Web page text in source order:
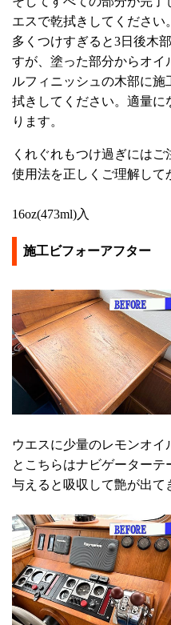
エスで乾拭きしてください。
多くつけすぎると3日後木
すが、塗った部分からオイ
ルフィニッシュの木部に
拭きしてください。適量に
ります。
くれぐれもつけ過ぎにはご
使用法を正しくご理解して
16oz(473ml)入
施工ビフォーアフター
ウエスに少量のレモンオイ
とこちらはナビゲーター
与えると吸収して艶が出て